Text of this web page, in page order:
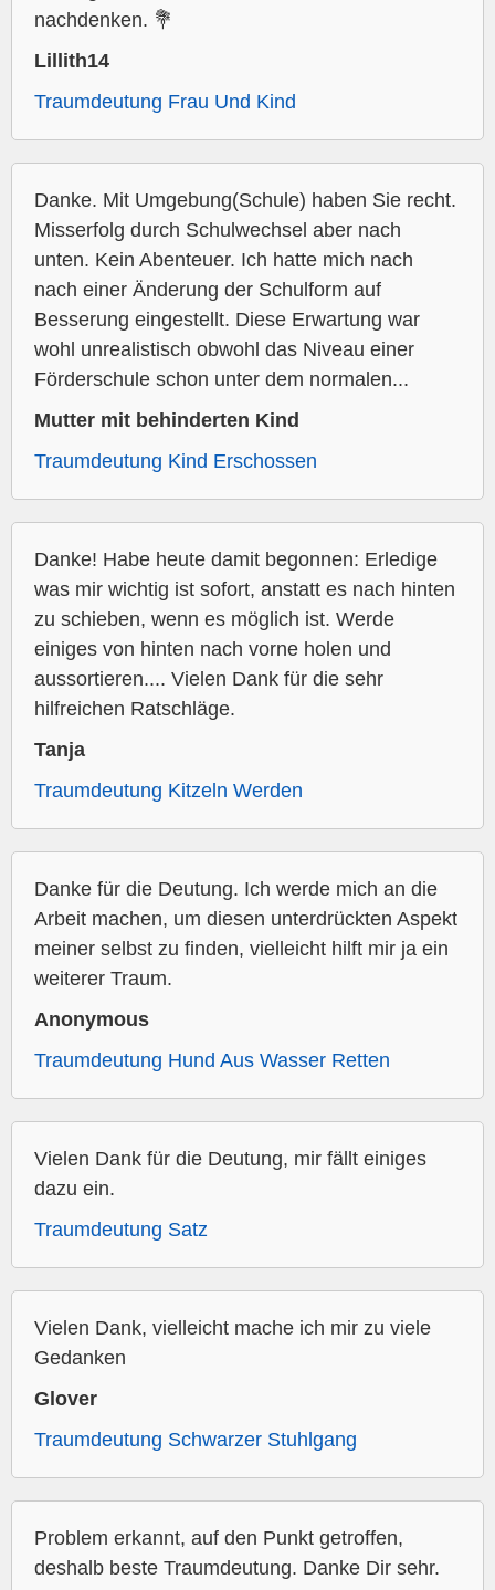
nachdenken. 💐
Lillith14
Traumdeutung Frau Und Kind
Danke. Mit Umgebung(Schule) haben Sie recht.
Misserfolg durch Schulwechsel aber nach
unten. Kein Abenteuer. Ich hatte mich nach
nach einer Änderung der Schulform auf
Besserung eingestellt. Diese Erwartung war
wohl unrealistisch obwohl das Niveau einer
Förderschule schon unter dem normalen...
Mutter mit behinderten Kind
Traumdeutung Kind Erschossen
Danke! Habe heute damit begonnen: Erledige
was mir wichtig ist sofort, anstatt es nach hinten
zu schieben, wenn es möglich ist. Werde
einiges von hinten nach vorne holen und
aussortieren.... Vielen Dank für die sehr
hilfreichen Ratschläge.
Tanja
Traumdeutung Kitzeln Werden
Danke für die Deutung. Ich werde mich an die
Arbeit machen, um diesen unterdrückten Aspekt
meiner selbst zu finden, vielleicht hilft mir ja ein
weiterer Traum.
Anonymous
Traumdeutung Hund Aus Wasser Retten
Vielen Dank für die Deutung, mir fällt einiges
dazu ein.
Traumdeutung Satz
Vielen Dank, vielleicht mache ich mir zu viele
Gedanken
Glover
Traumdeutung Schwarzer Stuhlgang
Problem erkannt, auf den Punkt getroffen,
deshalb beste Traumdeutung. Danke Dir sehr.